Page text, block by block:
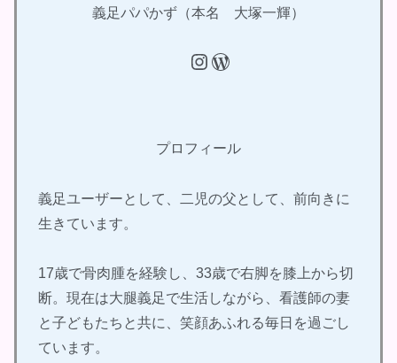
義足パパかず（本名 大塚一輝）
Instagram WordPress
プロフィール
義足ユーザーとして、二児の父として、前向きに
生きています。
17歳で骨肉腫を経験し、33歳で右脚を膝上から切
断。現在は大腿義足で生活しながら、看護師の妻
と子どもたちと共に、笑顔あふれる毎日を過ごし
ています。